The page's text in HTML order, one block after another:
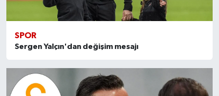
SPOR
Sergen Yalçın'dan değişim mesajı